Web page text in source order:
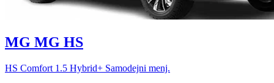
MG MG HS
HS Comfort 1.5 Hybrid+ Samodejni menj.